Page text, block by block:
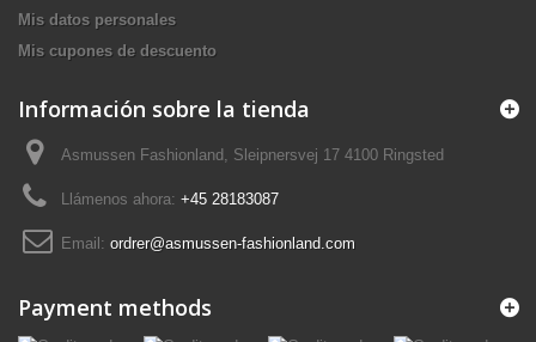
Mis datos personales
Mis cupones de descuento
Información sobre la tienda
Asmussen Fashionland, Sleipnersvej 17 4100 Ringsted
Llámenos ahora: +45 28183087
Email: ordrer@asmussen-fashionland.com
Payment methods